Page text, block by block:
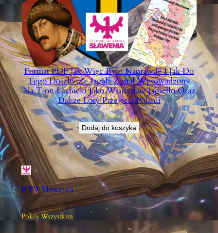
Format PDF Jak Więc Było Naprawdę I Jak Do
Tego Doszło ,że Jagała Został Wprowadzony
Na Tron Lechicki Jako Władysław Jagiełło Oraz
Dalsze Losy Przejęcia Polanii
€16,00
Dodaj do koszyka
RTV Sławenia
Pokój Wszystkim